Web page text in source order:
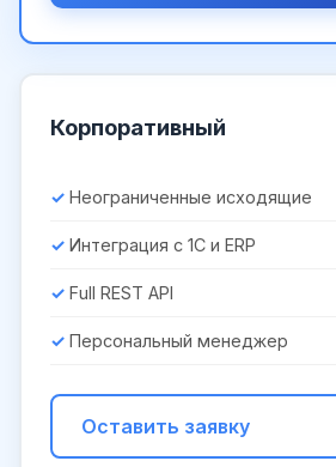
Корпоративный
Неограниченные исходящие
Интеграция с 1С и ERP
Full REST API
Персональный менеджер
Оставить заявку